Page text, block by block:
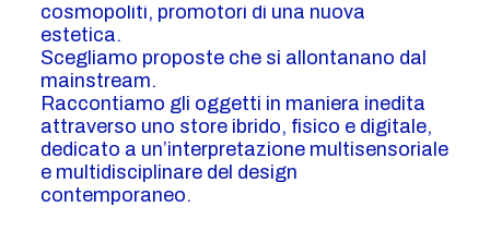
cosmopoliti, promotori di una nuova
estetica.
Scegliamo proposte che si allontanano dal
mainstream.
Raccontiamo gli oggetti in maniera inedita
attraverso uno store ibrido, fisico e digitale,
dedicato a un’interpretazione multisensoriale
e multidisciplinare del design
contemporaneo.